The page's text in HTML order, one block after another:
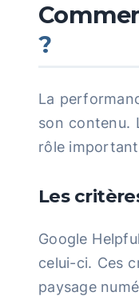
?
La
son contenu.
rôle
Les
Google
celui-ci. Ces
paysage